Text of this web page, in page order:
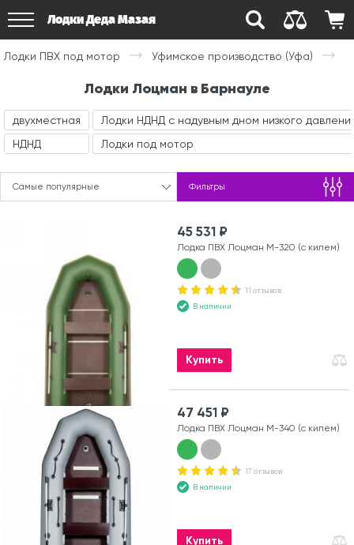
Лодки Деда Мазая
Лодки ПВХ под мотор Уфимское производство (Уфа)
Лодки Лоцман в Барнауле
двухместная
НДНД
Лодки НДНД с надувным дном низкого
Лодки под мотор
Самые популярные Фильтры
45 531 ₽
Лодка ПВХ Лоцман М-320 (с килем)
11 отзывов
В наличии
Купить
47 451 ₽
Лодка ПВХ Лоцман М-340 (с килем)
17 отзывов
В наличии
Купить